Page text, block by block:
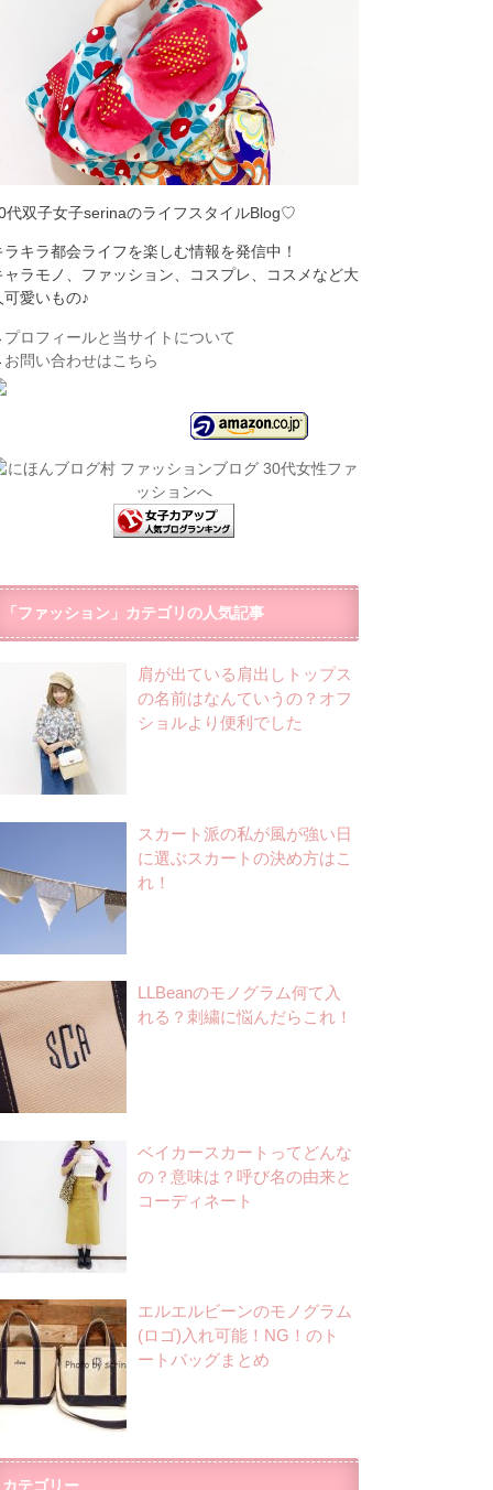
代双子女子serinaのライフスタイルBlog♡
ラキラ都会ライフを楽しむ情報を発信中！
ャラモノ、ファッション、コスプレ、コスメなど大
可愛いもの♪
プロフィールと当サイトについて
お問い合わせはこちら
「ファッション」カテゴリの人気記事
肩が出ている肩出しトップス
の名前はなんていうの？オフ
ショルより便利でした
スカート派の私が風が強い日
に選ぶスカートの決め方はこ
れ！
LLBeanのモノグラム何て入
れる？刺繍に悩んだらこれ！
ベイカースカートってどんな
の？意味は？呼び名の由来と
コーディネート
エルエルビーンのモノグラム
(ロゴ)入れ可能！NG！のト
ートバッグまとめ
カテゴリー